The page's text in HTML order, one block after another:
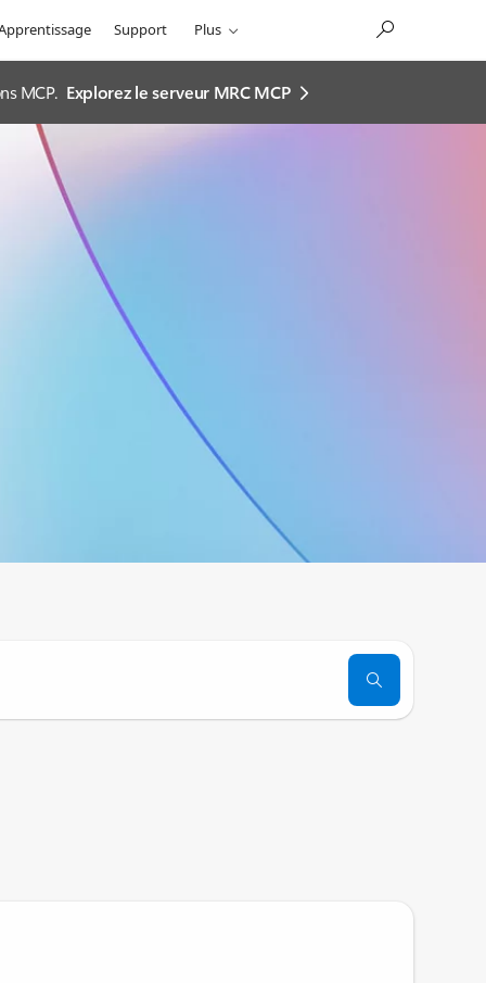
Support Plus
MCP. Explorez le serveur MRC MCP